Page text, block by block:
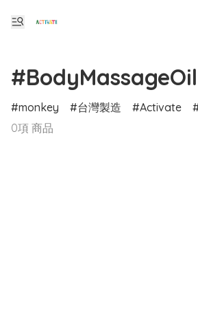
#BodyMassageOil
monkey 台灣製造 Activate
0項 商品